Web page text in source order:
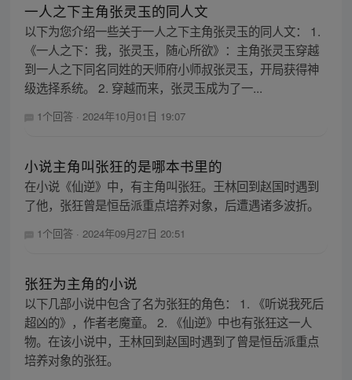
一人之下主角张灵玉的同人文
以下为您介绍一些关于一人之下主角张灵玉的同人文： 1.
《一人之下：我，张灵玉，随心所欲》：主角张灵玉穿越
到一人之下同名同姓的天师府小师叔张灵玉，开局获得神
级选择系统。 2. 穿越而来，张灵玉成为了一...
1个回答 · 2024年10月01日 19:07
小说主角叫张狂的是哪本书里的
在小说《仙逆》中，有主角叫张狂。王林回到赵国时遇到
了他，张狂曾是恒岳派重点培养对象，后遭遇诸多波折。
1个回答 · 2024年09月27日 20:51
张狂为主角的小说
以下几部小说中包含了名为张狂的角色： 1. 《听说我死后
超凶的》，作者老魔童。 2. 《仙逆》中也有张狂这一人
物。在该小说中，王林回到赵国时遇到了曾是恒岳派重点
培养对象的张狂。